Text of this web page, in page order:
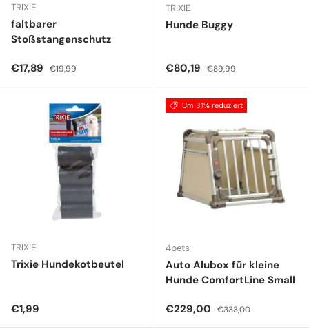
TRIXIE
faltbarer
Stoßstangenschutz
Verkaufspreis
€17,89 Normaler Preis
€19,99
TRIXIE
Hunde Buggy
Verkaufspreis
€80,19 Normaler Preis
€89,99
TRIXIE
Trixie Hundekotbeutel
Normaler Preis
€1,99
Um 31% reduziert
4pets
Auto Alubox für kleine
Hunde ComfortLine Small
Verkaufspreis
€229,00 Normaler Preis
€333,00